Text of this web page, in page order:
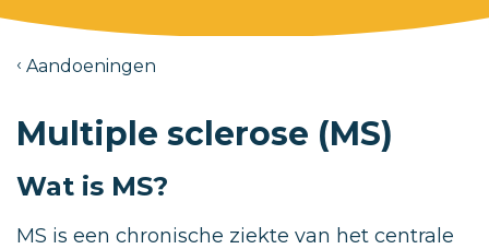
Aandoeningen
Multiple sclerose (MS)
Wat is MS?
MS is een chronische ziekte van het centrale